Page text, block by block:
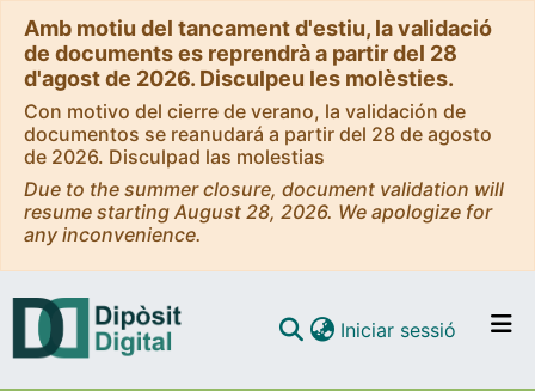
Amb motiu del tancament d'estiu, la validació
de documents es reprendrà a partir del 28
d'agost de 2026. Disculpeu les molèsties.
Con motivo del cierre de verano, la validación de
documentos se reanudará a partir del 28 de agosto
de 2026. Disculpad las molestias
Due to the summer closure, document validation will
resume starting August 28, 2026. We apologize for
any inconvenience.
Iniciar sessió (current)